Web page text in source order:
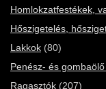
Homlokzatfestékek,
Hőszigetelés,
Lakkok (80)
Penész- és
Ragasztók (207)